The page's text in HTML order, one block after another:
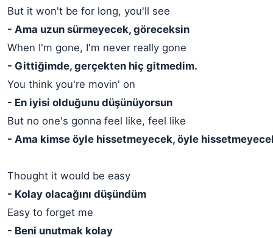
But it won't be for long, you'll see
- Ama uzun sürmeyecek, göreceksin
When I'm gone, I'm never really gone
- Gittiğimde, gerçekten hiç gitmedim.
You think you're movin' on
- En iyisi olduğunu düşünüyorsun
But no one's gonna feel like, feel like
- Ama kimse öyle hissetmeyecek, öyle
Thought it would be easy
- Kolay olacağını düşündüm
Easy to forget me
- Beni unutmak kolay